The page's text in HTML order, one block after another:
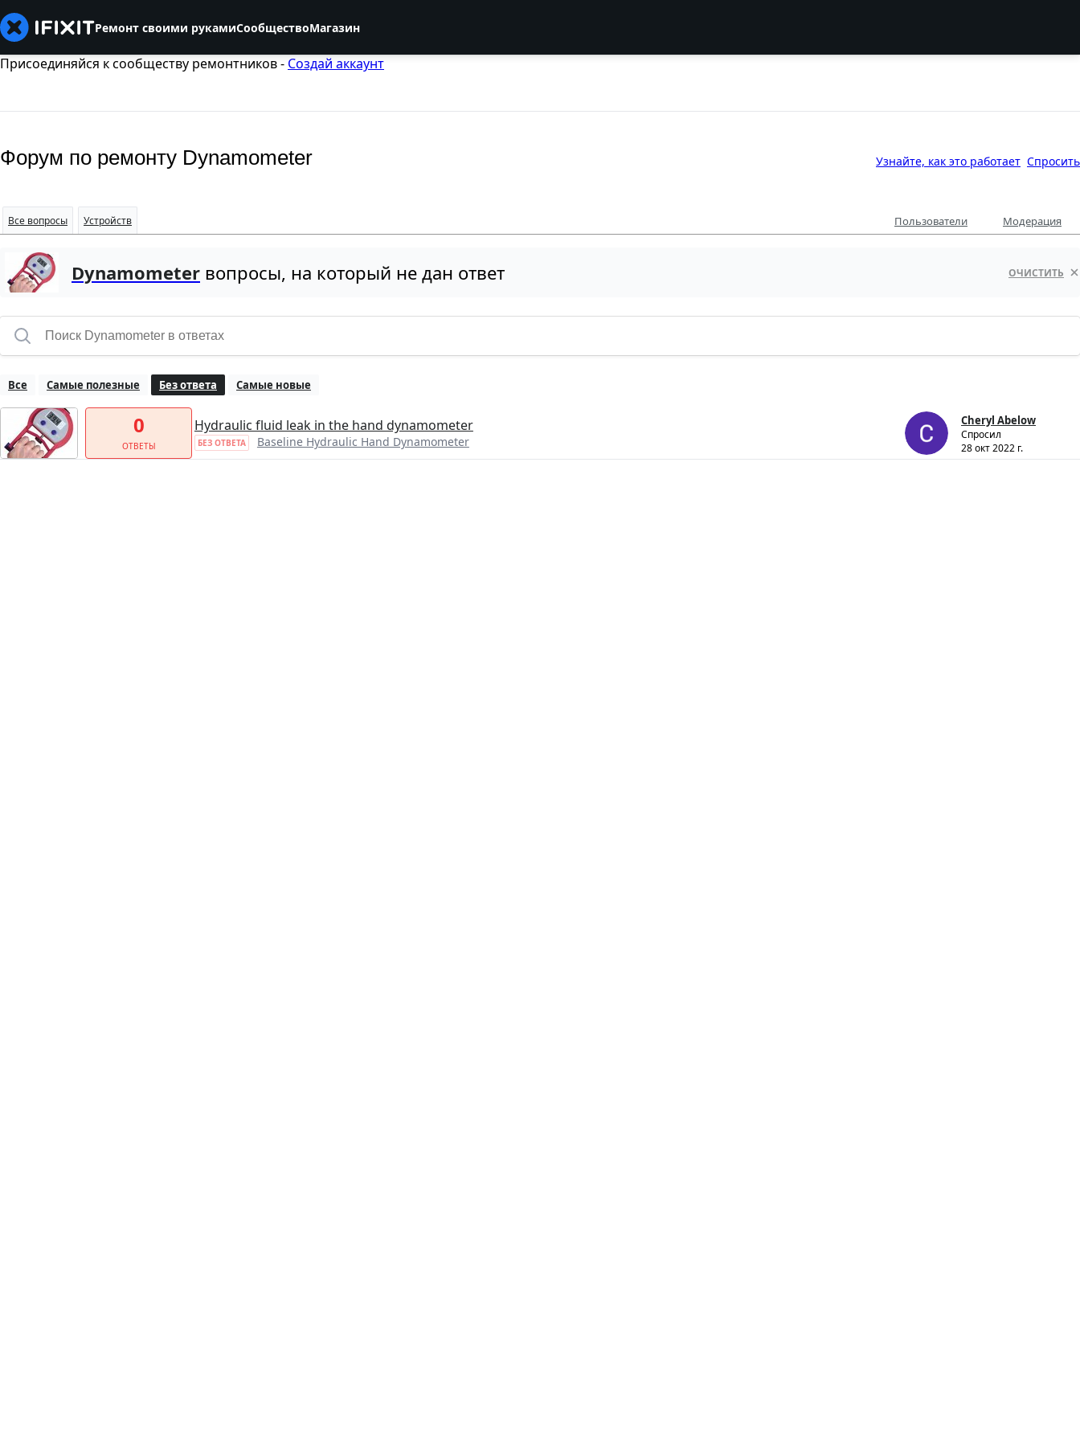
Ремонт своими рукамиСообществоМагазин
Присоединяйся к сообществу ремонтников - Создай аккаунт
Форум по ремонту Dynamometer Узнайте, как это работает Спросить
Все вопросы Устройств Пользователи Модерация
Dynamometer вопросы, на который не дан ответ ОЧИСТИТЬ
Все Самые полезные Без ответа Самые новые
0
ОТВЕТЫ
Hydraulic fluid leak in the hand dynamometer
БЕЗ ОТВЕТА Baseline Hydraulic Hand Dynamometer
Cheryl Abelow
Спросил
28 окт 2022 г.